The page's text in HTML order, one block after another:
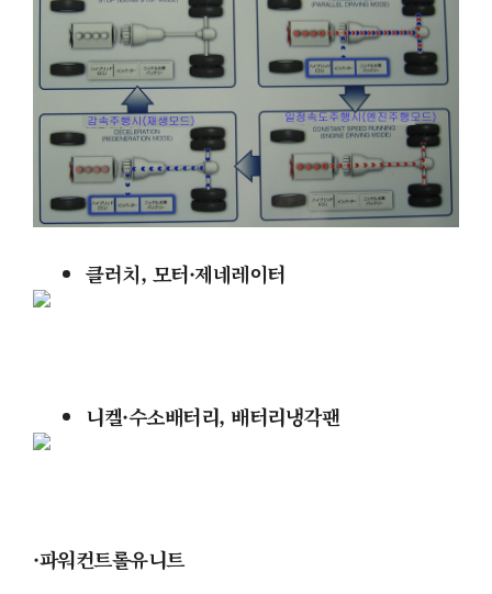
클러치, 모터·제네레이터
니켈·수소배터리, 배터리냉각팬
·파워컨트롤유니트